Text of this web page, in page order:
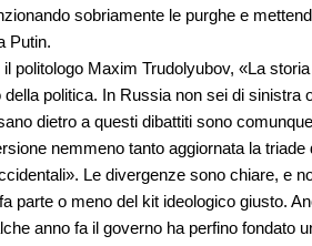
sobriamente le purghe e
Putin.
politologo Maxim Trudolyubov, «La
politica. In Russia non sei di sinistra
dietro a questi dibattiti sono
nemmeno tanto aggiornata la triade
Le divergenze sono chiare, e
parte o meno del kit ideologico giusto.
anno fa il governo ha perfino fondato